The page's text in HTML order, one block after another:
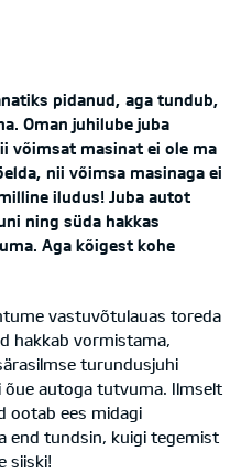
pidanud, aga tundub,
Oman juhilube juba
võimsat masinat ei ole ma
nii võimsa masinaga ei
iludus! Juba autot
ning süda hakkas
Aga kõigest kohe
vastuvõtulauas toreda
hakkab vormistama,
turundusjuhi
õue autoga tutvuma. Ilmselt
ootab ees midagi
end tundsin, kuigi tegemist
siiski!